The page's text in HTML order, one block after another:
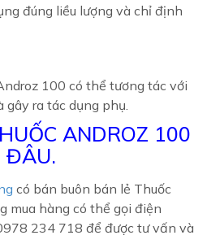
đúng liều lượng và chỉ định
100 có thể tương tác với
ra tác dụng phụ.
ANDROZ 100
ĐÂU.
có bán buôn bán lẻ Thuốc
mua hàng có thể gọi điện
234 718 để được tư vấn và